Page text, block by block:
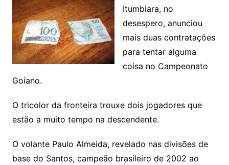
Itumbiara, no
desespero, anunciou
mais duas contratações
para tentar alguma
coisa no Campeonato
Goiano.
O tricolor da fronteira trouxe dois jogadores que
estão a muito tempo na descendente.
O volante Paulo Almeida, revelado nas divisões de
base do Santos, campeão brasileiro de 2002 ao